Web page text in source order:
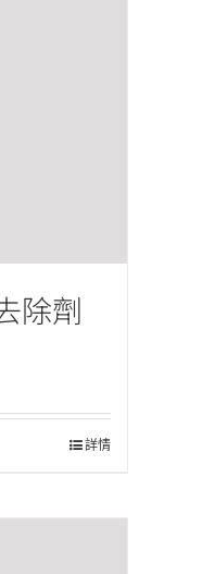
除劑
詳情